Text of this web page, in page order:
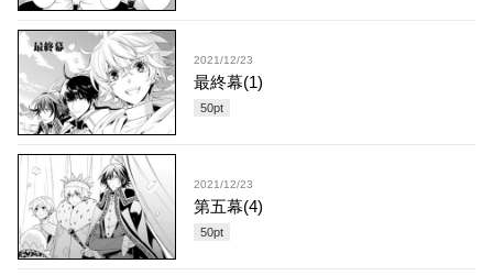
2021/12/23
最終幕(1)
50pt
2021/12/23
第五幕(4)
50pt